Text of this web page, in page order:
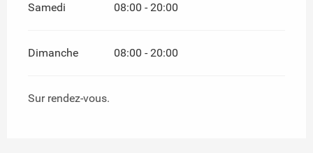
Samedi 08:00 - 20:00
Dimanche 08:00 - 20:00
Sur rendez-vous.